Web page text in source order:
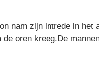
zijn intrede in het
oren kreeg.De